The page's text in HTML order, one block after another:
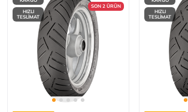
SON 2 ÜRÜN
HIZLI
TESLİMAT
HIZLI
TESLİMAT